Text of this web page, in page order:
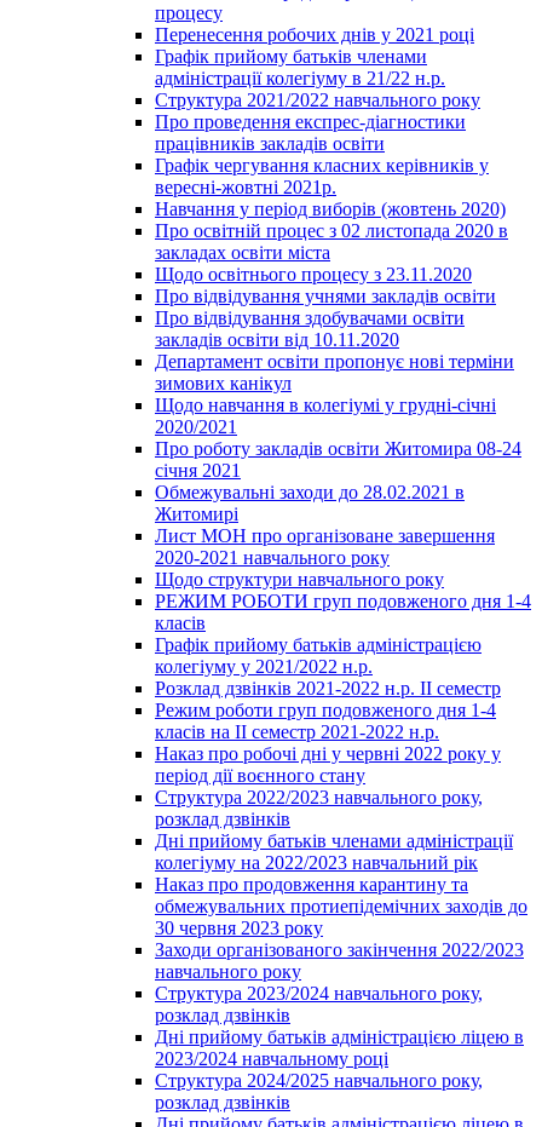
процесу
Перенесення робочих днів у 2021 році
Графік прийому батьків членами
адміністрації колегіуму в 21/22 н.р.
Структура 2021/2022 навчального року
Про проведення експрес-діагностики
працівників закладів освіти
Графік чергування класних керівників у
вересні-жовтні 2021р.
Навчання у період виборів (жовтень 2020)
Про освітній процес з 02 листопада 2020 в
закладах освіти міста
Щодо освітнього процесу з 23.11.2020
Про відвідування учнями закладів освіти
Про відвідування здобувачами освіти
закладів освіти від 10.11.2020
Департамент освіти пропонує нові терміни
зимових канікул
Щодо навчання в колегіумі у грудні-січні
2020/2021
Про роботу закладів освіти Житомира 08-24
січня 2021
Обмежувальні заходи до 28.02.2021 в
Житомирі
Лист МОН про організоване завершення
2020-2021 навчального року
Щодо структури навчального року
РЕЖИМ РОБОТИ груп подовженого дня 1-4
класів
Графік прийому батьків адміністрацією
колегіуму у 2021/2022 н.р.
Розклад дзвінків 2021-2022 н.р. ІІ семестр
Режим роботи груп подовженого дня 1-4
класів на ІІ семестр 2021-2022 н.р.
Наказ про робочі дні у червні 2022 року у
період дії воєнного стану
Структура 2022/2023 навчального року,
розклад дзвінків
Дні прийому батьків членами адміністрації
колегіуму на 2022/2023 навчальний рік
Наказ про продовження карантину та
обмежувальних протиепідемічних заходів до
30 червня 2023 року
Заходи організованого закінчення 2022/2023
навчального року
Структура 2023/2024 навчального року,
розклад дзвінків
Дні прийому батьків адміністрацією ліцею в
2023/2024 навчальному році
Структура 2024/2025 навчального року,
розклад дзвінків